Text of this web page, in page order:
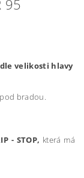
95
velikosti hlavy
bradou.
- STOP, která má